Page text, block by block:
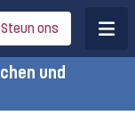
Steun ons
und